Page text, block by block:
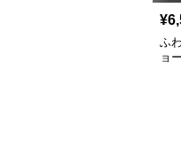
¥
ふ
ョ